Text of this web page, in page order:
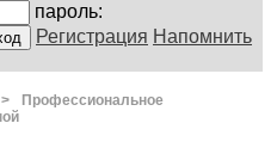
пароль:
Регистрация Напомнить
>
Профессиональное